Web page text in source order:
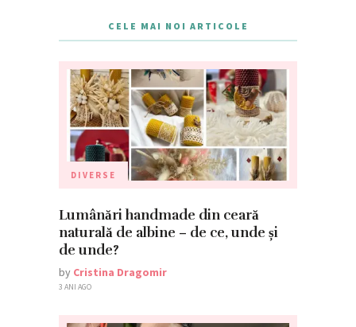
CELE MAI NOI ARTICOLE
DIVERSE
Lumânări handmade din ceară
naturală de albine – de ce, unde și
de unde?
by Cristina Dragomir
3 ANI AGO